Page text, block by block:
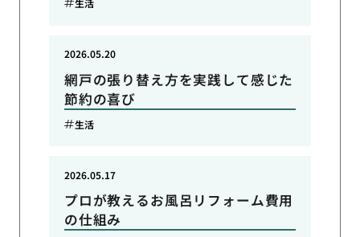
生活
網戸の張り替え方を実践して感じた
節約の喜び
2026.05.20
生活
プロが教えるお風呂リフォーム費用
の仕組み
2026.05.17